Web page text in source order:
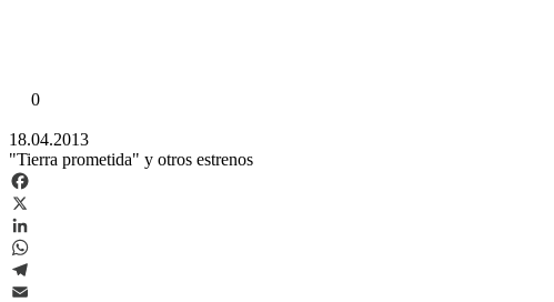
0
18.04.2013
"Tierra prometida" y otros estrenos
Facebook
X
LinkedIn
WhatsApp
Telegram